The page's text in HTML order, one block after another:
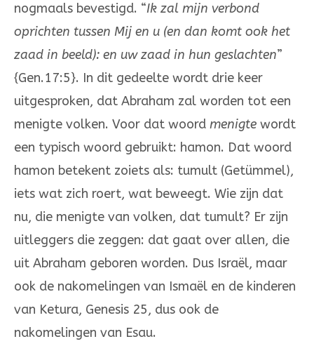
nogmaals bevestigd. “Ik zal mijn verbond
oprichten tussen Mij en u (en dan komt ook het
zaad in beeld): en uw zaad in hun geslachten”
{Gen.17:5}. In dit gedeelte wordt drie keer
uitgesproken, dat Abraham zal wor­­den tot een
menigte volken. Voor dat woord menigte wordt
een typisch woord gebruikt: hamon. Dat woord
hamon betekent zoiets als: tumult (Getümmel),
iets wat zich roert, wat beweegt. Wie zijn dat
nu, die menigte van volken, dat tumult? Er zijn
uitleggers die zeggen: dat gaat over allen, die
uit Abraham geboren worden. Dus Israël, maar
ook de nakomelingen van Ismaël en de kinderen
van Ke­tura, Genesis 25, dus ook de
nakomelingen van Esau.